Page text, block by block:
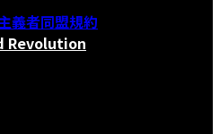
義者同盟規約
Revolution